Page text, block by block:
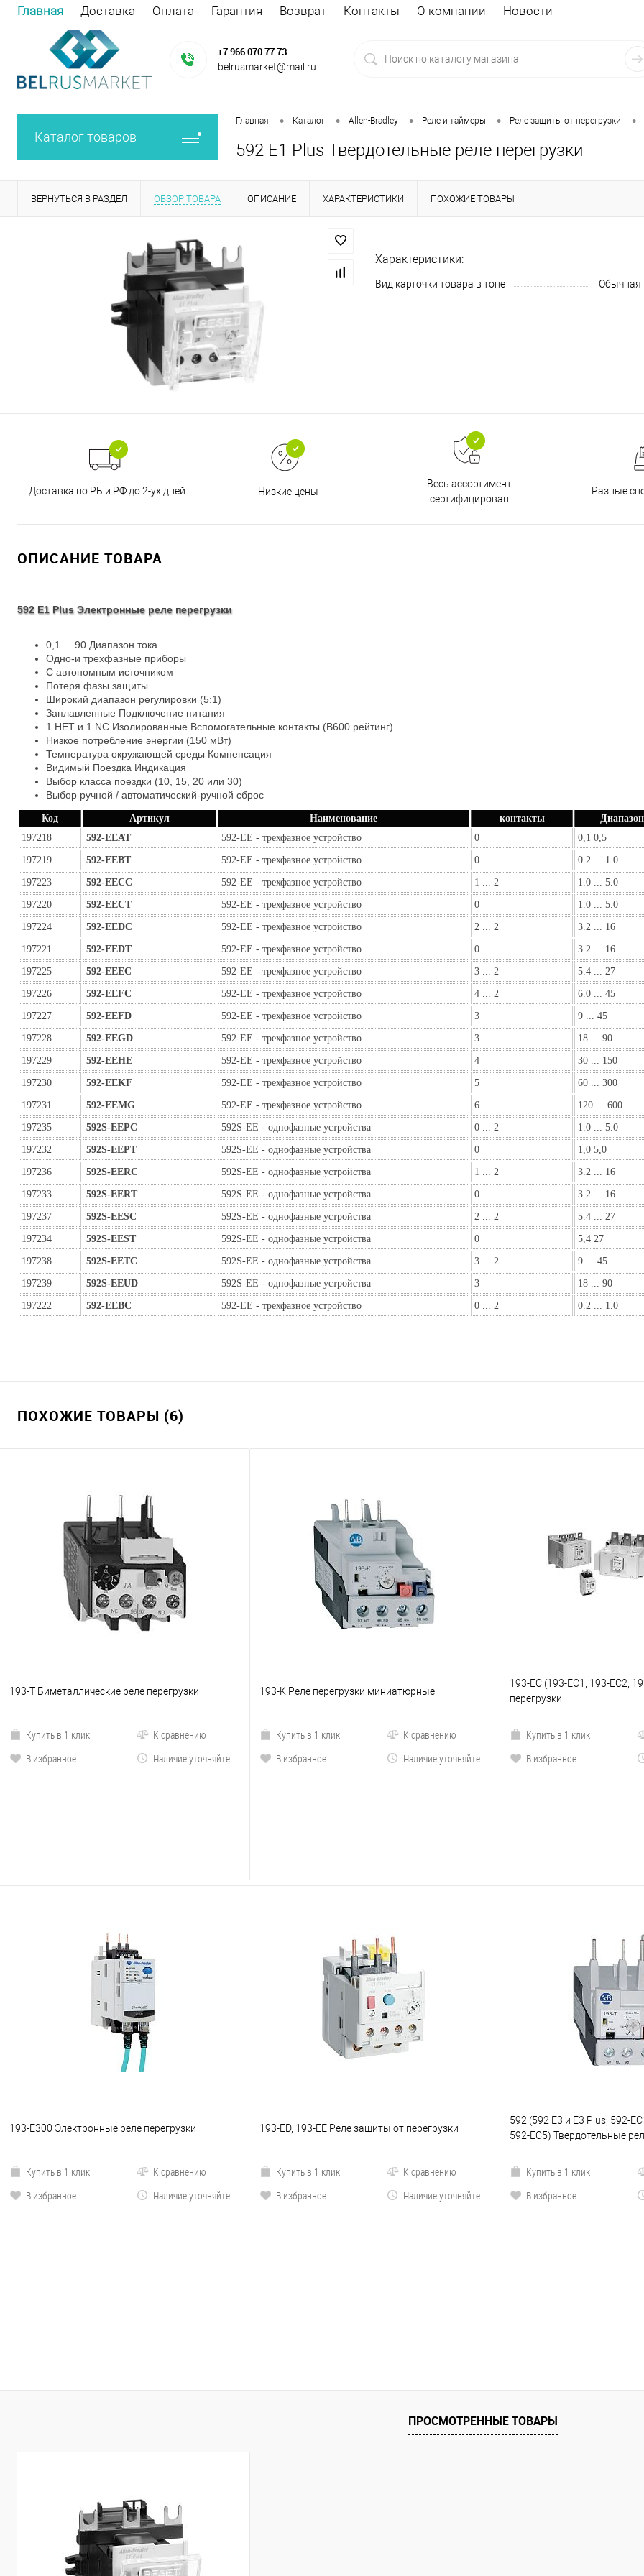
Главная Доставка Оплата Гарантия Возврат Контакты О компании Новости
+7 966 070 77 73
belrusmarket@mail.ru
Каталог товаров
Главная • Каталог • Allen-Bradley • Реле и таймеры • Реле защиты от перегрузки •
592 E1 Plus Твердотельные реле перегрузки
ВЕРНУТЬСЯ В РАЗДЕЛ ОБЗОР ТОВАРА ОПИСАНИЕ ХАРАКТЕРИСТИКИ ПОХОЖИЕ ТОВАРЫ
Характеристики:
Вид карточки товара в топе Обычная
Доставка по РБ и РФ до 2-ух дней Низкие цены
Весь ассортимент
сертифицирован
Разные
ОПИСАНИЕ ТОВАРА
592 E1 Plus Электронные реле перегрузки
0,1 ... 90 Диапазон тока
Одно-и трехфазные приборы
С автономным источником
Потеря фазы защиты
Широкий диапазон регулировки (5:1)
Заплавленные Подключение питания
1 НЕТ и 1 NC Изолированные Вспомогательные контакты (B600 рейтинг)
Низкое потребление энергии (150 мВт)
Температура окружающей среды Компенсация
Видимый Поездка Индикация
Выбор класса поездки (10, 15, 20 или 30)
Выбор ручной / автоматический-ручной сброс
Код Артикул Наименование контакты
197218
592-EEAT 592-EE - трехфазное устройство 0 0,1 0,5
197219 592-EEBT 592-EE - трехфазное устройство 0 0.2 ... 1.0
197223 592-EECC 592-EE - трехфазное устройство 1 ... 2 1.0 ... 5.0
197220 592-EECT 592-EE - трехфазное устройство 0 1.0 ... 5.0
197224 592-EEDC 592-EE - трехфазное устройство 2 ... 2 3.2 ... 16
197221 592-EEDT 592-EE - трехфазное устройство 0 3.2 ... 16
197225 592-EEEC 592-EE - трехфазное устройство 3 ... 2 5.4 ... 27
197226 592-EEFC 592-EE - трехфазное устройство 4 ... 2 6.0 ... 45
197227 592-EEFD 592-EE - трехфазное устройство 3 9 ... 45
197228 592-EEGD 592-EE - трехфазное устройство 3 18 ... 90
197229 592-EEHE 592-EE - трехфазное устройство 4 30 ... 150
197230 592-EEKF 592-EE - трехфазное устройство 5 60 ... 300
197231 592-EEMG 592-EE - трехфазное устройство 6 120 ... 600
197235 592S-EEPC 592S-EE - однофазные устройства 0 ... 2 1.0 ... 5.0
197232 592S-EEPT 592S-EE - однофазные устройства 0 1,0 5,0
197236 592S-EERC 592S-EE - однофазные устройства 1 ... 2 3.2 ... 16
197233 592S-EERT 592S-EE - однофазные устройства 0 3.2 ... 16
197237 592S-EESC 592S-EE - однофазные устройства 2 ... 2 5.4 ... 27
197234 592S-EEST 592S-EE - однофазные устройства 0 5,4 27
197238 592S-EETC 592S-EE - однофазные устройства 3 ... 2 9 ... 45
197239 592S-EEUD 592S-EE - однофазные устройства 3 18 ... 90
197222 592-ЕЕВС 592-EE - трехфазное устройство 0 ... 2 0.2 ... 1.0
ПОХОЖИЕ ТОВАРЫ (6)
193-T Биметаллические реле перегрузки
Купить в 1 клик
К сравнению
В избранное
Наличие уточняйте
193-K Реле перегрузки миниатюрные
Купить в 1 клик
К сравнению
В избранное
Наличие уточняйте
193-EC (193-EC1, 193-EC2,
перегрузки
Купить в 1 клик
В избранное
193-E300 Электронные реле перегрузки
Купить в 1 клик
К сравнению
В избранное
Наличие уточняйте
193-ED, 193-EE Реле защиты от перегрузки
Купить в 1 клик
К сравнению
В избранное
Наличие уточняйте
592 (592 E3 и E3 Plus; 592-
592-EC5) Твердотельные
Купить в 1 клик
В избранное
ПРОСМОТРЕННЫЕ ТОВАРЫ